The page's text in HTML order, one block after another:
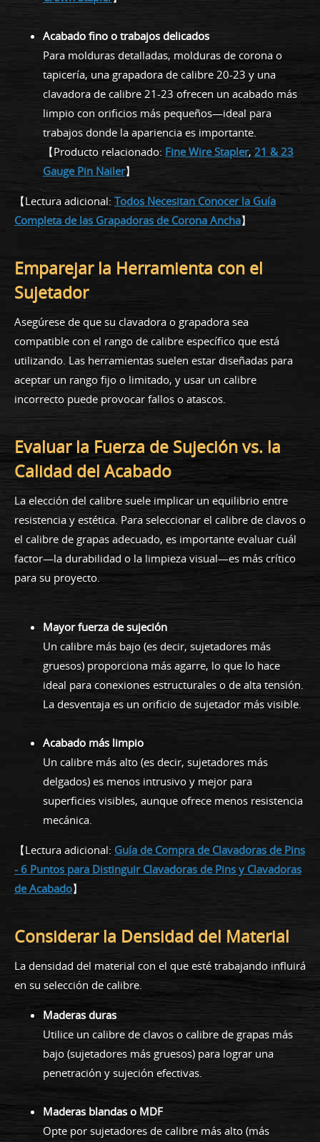
Acabado fino o trabajos delicados
Para molduras detalladas, molduras de corona o
tapicería, una grapadora de calibre 20-23 y una
clavadora de calibre 21-23 ofrecen un acabado más
limpio con orificios más pequeños—ideal para
trabajos donde la apariencia es importante.
【Producto relacionado: Fine Wire Stapler, 21 & 23
Gauge Pin Nailer】
【Lectura adicional: Todos Necesitan Conocer la Guía
Completa de las Grapadoras de Corona Ancha】
Emparejar la Herramienta con el
Sujetador
Asegúrese de que su clavadora o grapadora sea
compatible con el rango de calibre específico que está
utilizando. Las herramientas suelen estar diseñadas para
aceptar un rango fijo o limitado, y usar un calibre
incorrecto puede provocar fallos o atascos.
Evaluar la Fuerza de Sujeción vs. la
Calidad del Acabado
La elección del calibre suele implicar un equilibrio entre
resistencia y estética. Para seleccionar el calibre de clavos o
el calibre de grapas adecuado, es importante evaluar cuál
factor—la durabilidad o la limpieza visual—es más crítico
para su proyecto.
Mayor fuerza de sujeción
Un calibre más bajo (es decir, sujetadores más
gruesos) proporciona más agarre, lo que lo hace
ideal para conexiones estructurales o de alta tensión.
La desventaja es un orificio de sujetador más visible.
Acabado más limpio
Un calibre más alto (es decir, sujetadores más
delgados) es menos intrusivo y mejor para
superficies visibles, aunque ofrece menos resistencia
mecánica.
【Lectura adicional: Guía de Compra de Clavadoras de Pins
- 6 Puntos para Distinguir Clavadoras de Pins y Clavadoras
de Acabado】
Considerar la Densidad del Material
La densidad del material con el que esté trabajando influirá
en su selección de calibre.
Maderas duras
Utilice un calibre de clavos o calibre de grapas más
bajo (sujetadores más gruesos) para lograr una
penetración y sujeción efectivas.
Maderas blandas o MDF
Opte por sujetadores de calibre más alto (más